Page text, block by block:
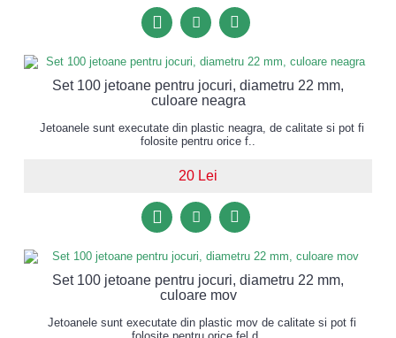
Set 100 jetoane pentru jocuri, diametru 22 mm,
culoare neagra
Jetoanele sunt executate din plastic neagra, de calitate si pot fi
folosite pentru orice f..
20 Lei
Set 100 jetoane pentru jocuri, diametru 22 mm,
culoare mov
Jetoanele sunt executate din plastic mov de calitate si pot fi